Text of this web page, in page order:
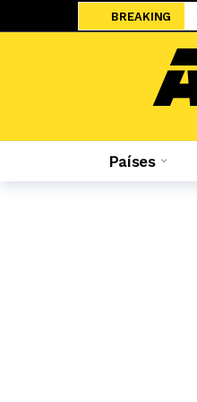
BREAKING
Países